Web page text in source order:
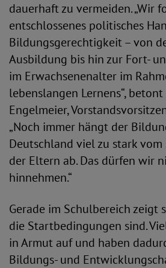
dauerhaft zu vermeiden. „Wir
entschlossenes politisches
Bildungsgerechtigkeit – von
Ausbildung bis hin zur Fort-
im Erwachsenenalter im
lebenslangen Lernens“,
Engelmeier,
„Noch immer hängt der
Deutschland viel zu stark
der Eltern ab. Das dürfen wir
hinnehmen.“
Gerade im Schulbereich zeigt
die Startbedingungen sind.
in Armut auf und haben
Bildungs- und